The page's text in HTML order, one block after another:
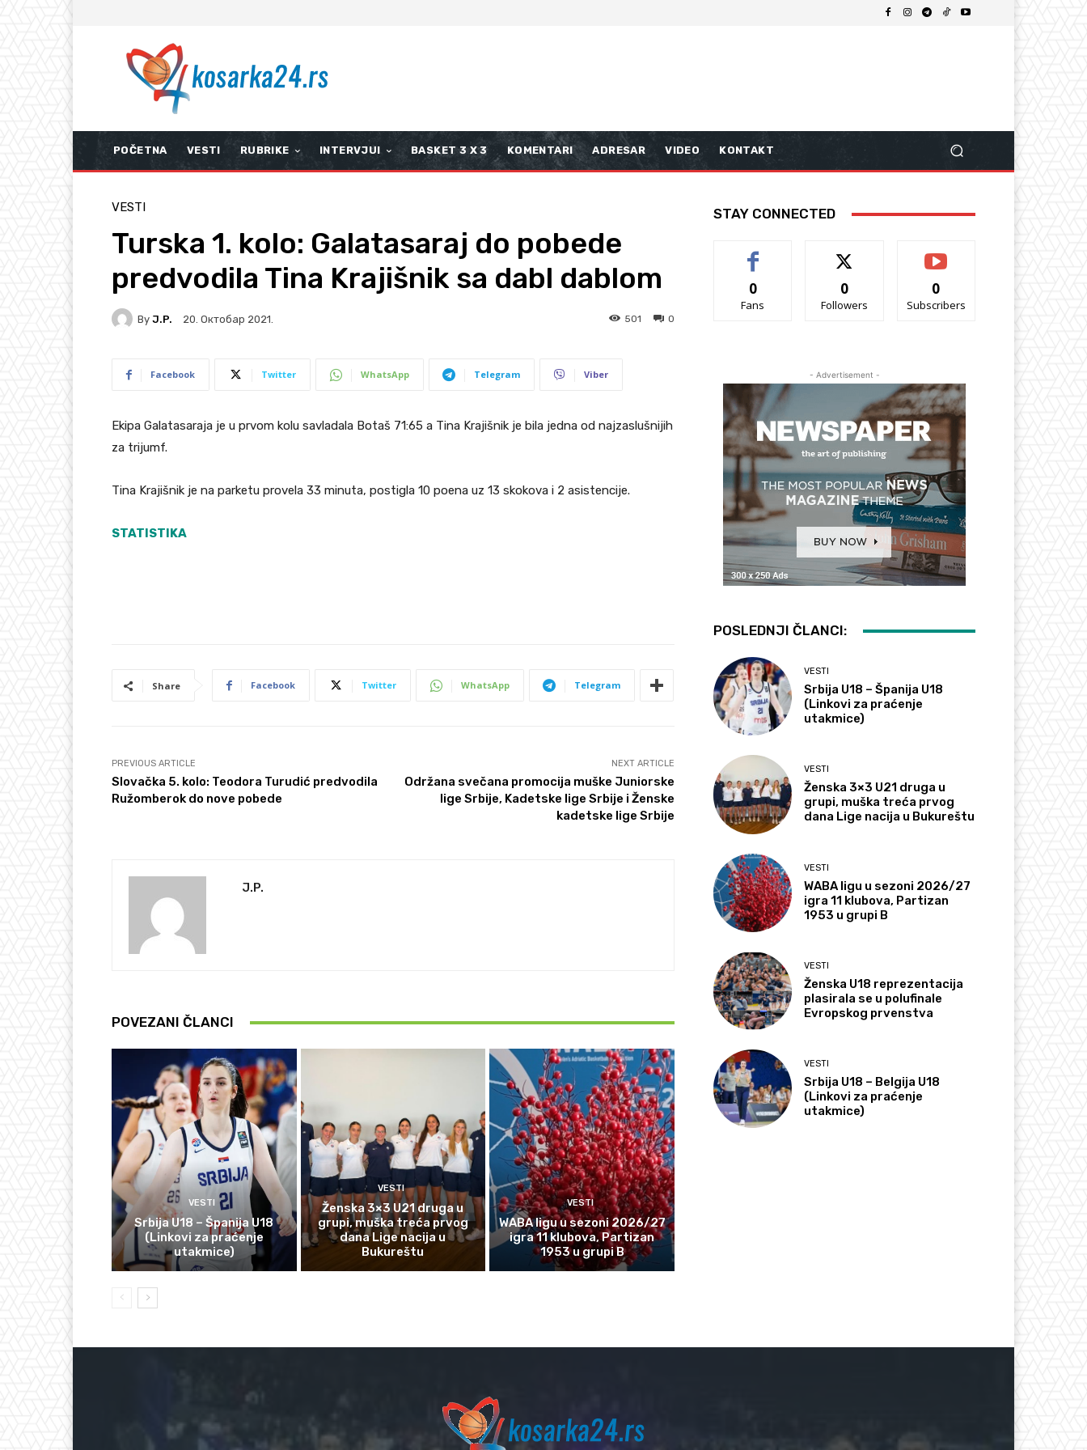
POČETNA VESTI RUBRIKE INTERVJUI BASKET 3 X 3 KOMENTARI ADRESAR VIDEO KONTAKT
VESTI
Turska 1. kolo: Galatasaraj do pobede
predvodila Tina Krajišnik sa dabl dablom
By J.P. 20. Октобар 2021. 0
501
Facebook Twitter WhatsApp Telegram Viber
Ekipa Galatasaraja je u prvom kolu savladala Botaš 71:65 a Tina Krajišnik je bila jedna od najzaslušnijih
za trijumf.
Tina Krajišnik je na parketu provela 33 minuta, postigla 10 poena uz 13 skokova i 2 asistencije.
STATISTIKA
Share Facebook Twitter WhatsApp Telegram
PREVIOUS ARTICLE
Slovačka 5. kolo: Teodora Turudić predvodila
Ružomberok do nove pobede
NEXT ARTICLE
Održana svečana promocija muške Juniorske
lige Srbije, Kadetske lige Srbije i Ženske
kadetske lige Srbije
J.P.
POVEZANI ČLANCI
VESTI
Srbija U18 – Španija U18
(Linkovi za praćenje
utakmice)
VESTI
Ženska 3×3 U21 druga u
grupi, muška treća prvog
dana Lige nacija u
Bukureštu
VESTI
WABA ligu u sezoni 2026/27
igra 11 klubova, Partizan
1953 u grupi B
STAY CONNECTED
0
Fans
0
Followers
0
Subscribers
- Advertisement -
POSLEDNJI ČLANCI:
VESTI
Srbija U18 – Španija U18
(Linkovi za praćenje
utakmice)
VESTI
Ženska 3×3 U21 druga u
grupi, muška treća prvog
dana Lige nacija u Bukureštu
VESTI
WABA ligu u sezoni 2026/27
igra 11 klubova, Partizan
1953 u grupi B
VESTI
Ženska U18 reprezentacija
plasirala se u polufinale
Evropskog prvenstva
VESTI
Srbija U18 – Belgija U18
(Linkovi za praćenje
utakmice)